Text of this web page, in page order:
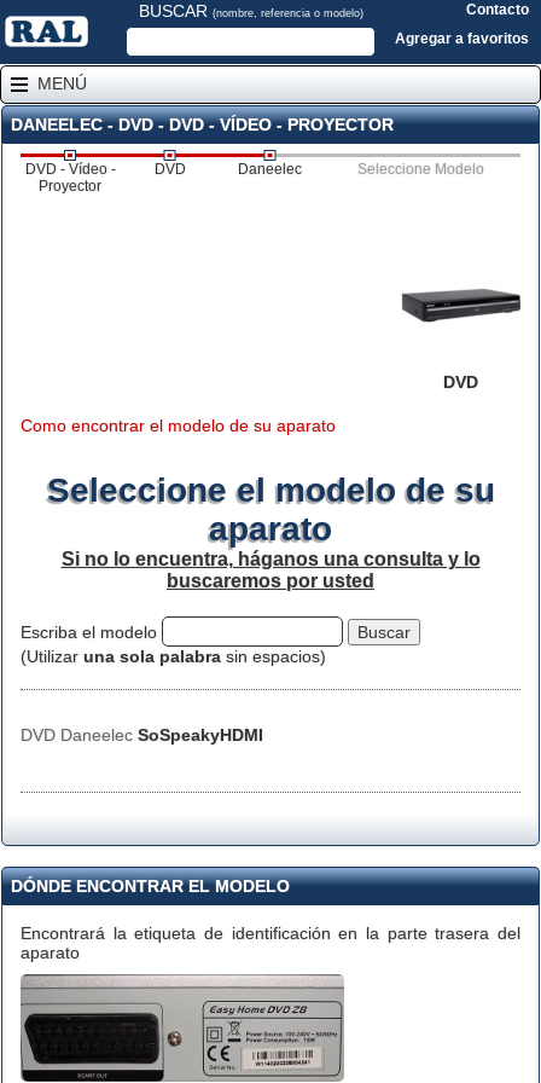
BUSCAR (nombre, referencia o modelo)
Contacto
Agregar a favoritos
MENÚ
DANEELEC - DVD - DVD - VÍDEO - PROYECTOR
DVD - Vídeo -
Proyector
DVD Daneelec Seleccione Modelo
DVD
Como encontrar el modelo de su aparato
Seleccione el modelo de su
aparato
Si no lo encuentra, háganos una consulta y lo
buscaremos por usted
Escriba el modelo
(Utilizar una sola palabra sin espacios)
DVD Daneelec SoSpeakyHDMI
DÓNDE ENCONTRAR EL MODELO
Encontrará la etiqueta de identificación en la parte trasera del
aparato